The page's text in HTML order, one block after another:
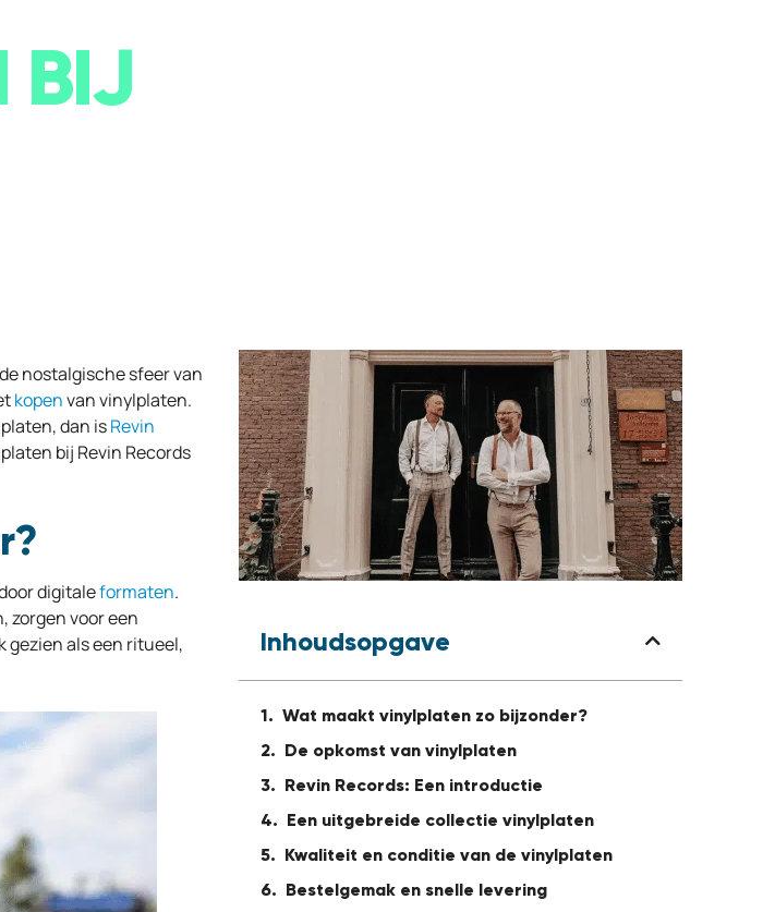
BIJ
nostalgische sfeer van
kopenvan vinylplaten.
dan isRevin
bij Revin Records
digitaleformaten.
zorgen voor een
gezien als een ritueel,
Inhoudsopgave
Wat maakt vinylplaten zo bijzonder?
De opkomst van vinylplaten
Revin Records: Een introductie
Een uitgebreide collectie vinylplaten
Kwaliteit en conditie van de vinylplaten
Bestelgemak en snelle levering